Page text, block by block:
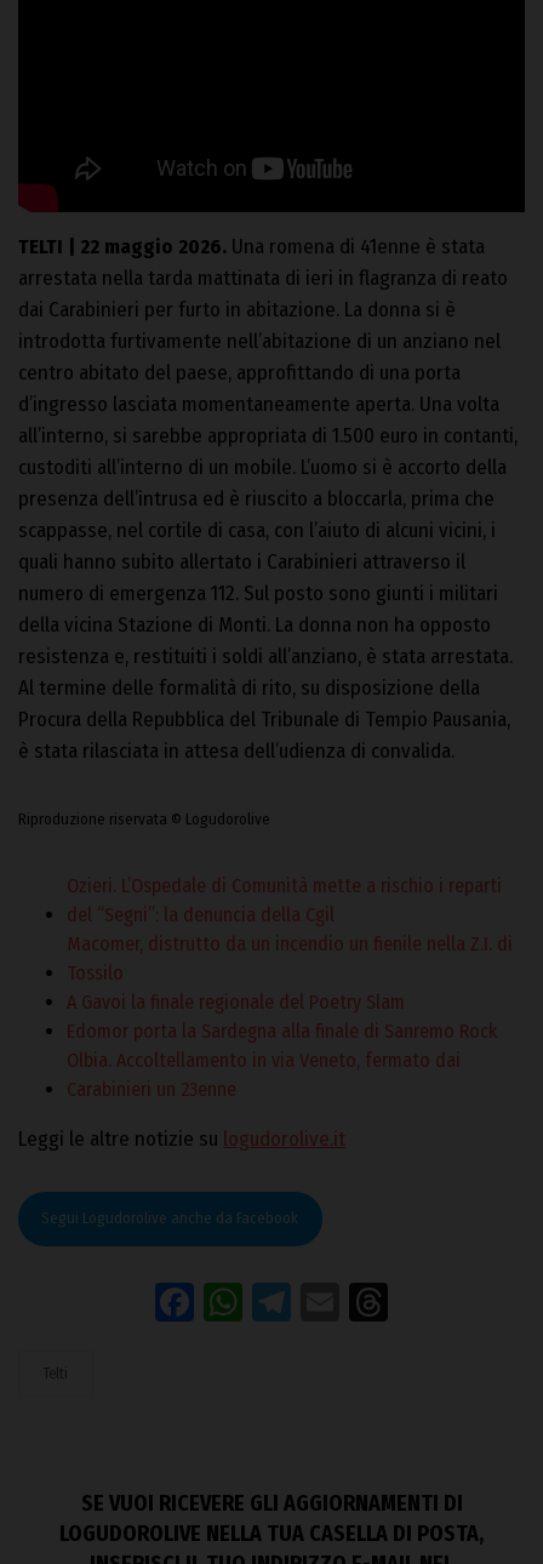
TELTI | 22 maggio 2026. Una romena di 41enne è stata
arrestata nella tarda mattinata di ieri in flagranza di reato
dai Carabinieri per furto in abitazione. La donna si è
introdotta furtivamente nell’abitazione di un anziano nel
centro abitato del paese, approfittando di una porta
d’ingresso lasciata momentaneamente aperta. Una volta
all’interno, si sarebbe appropriata di 1.500 euro in contanti,
custoditi all’interno di un mobile. L’uomo si è accorto della
presenza dell’intrusa ed è riuscito a bloccarla, prima che
scappasse, nel cortile di casa, con l’aiuto di alcuni vicini, i
quali hanno subito allertato i Carabinieri attraverso il
numero di emergenza 112. Sul posto sono giunti i militari
della vicina Stazione di Monti. La donna non ha opposto
resistenza e, restituiti i soldi all’anziano, è stata arrestata.
Al termine delle formalità di rito, su disposizione della
Procura della Repubblica del Tribunale di Tempio Pausania,
è stata rilasciata in attesa dell’udienza di convalida.
Riproduzione riservata © Logudorolive
Ozieri. L’Ospedale di Comunità mette a rischio i reparti
del “Segni”: la denuncia della Cgil
Macomer, distrutto da un incendio un fienile nella Z.I. di
Tossilo
A Gavoi la finale regionale del Poetry Slam
Edomor porta la Sardegna alla finale di Sanremo Rock
Olbia. Accoltellamento in via Veneto, fermato dai
Carabinieri un 23enne
Leggi le altre notizie su logudorolive.it
Segui Logudorolive anche da Facebook
Facebook
WhatsApp
Telegram
Email
Telti
SE VUOI RICEVERE GLI AGGIORNAMENTI DI
LOGUDOROLIVE NELLA TUA CASELLA DI POSTA,